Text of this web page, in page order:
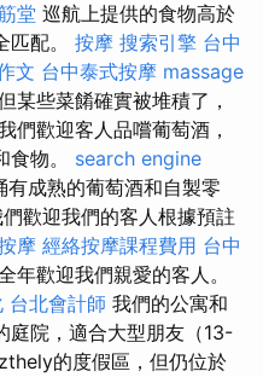
堂 巡航上提供的食物高於
匹配。 按摩 搜索引擎 台中
文 台中泰式按摩 massage
某些菜餚確實被堆積了，
們歡迎客人品嚐葡萄酒，
食物。 search engine
有成熟的葡萄酒和自製零
歡迎我們的客人根據預註
摩 經絡按摩課程費用 台中
年歡迎我們親愛的客人。
台北會計師 我們的公寓和
庭院，適合大型朋友（13-
的度假區，但仍位於